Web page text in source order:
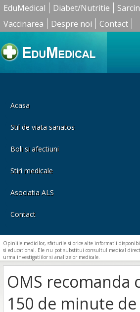
EduMedical Diabet/Nutritie
Vaccinarea
Despre noi Contact
Acasa
Stil de viata sanatos
Boli si afectiuni
Stiri medicale
Asociatia ALS
Contact
Opiniile medicilor, sfaturile si orice alte informatii
si educational. Ele nu pot substitui consultul medical
urma investigatiilor si analizelor medicale.
OMS recomanda
150 de minute